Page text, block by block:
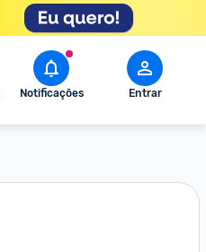
Notificações Entrar